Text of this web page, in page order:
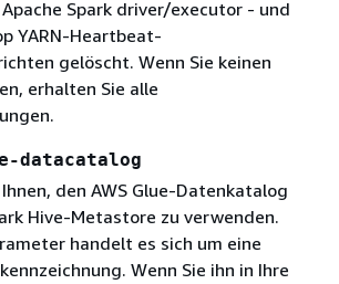
Spark driver/executor - und
YARN-Heartbeat-
gelöscht. Wenn Sie keinen
erhalten Sie alle
datacatalog
den AWS Glue-Datenkatalog
Hive-Metastore zu verwenden.
handelt es sich um eine
Wenn Sie ihn in Ihre